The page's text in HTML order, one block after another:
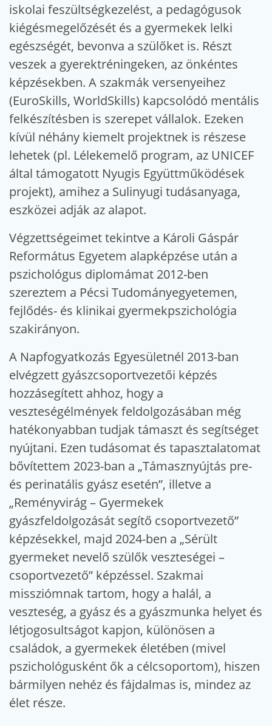
iskolai feszültségkezelést, a pedagógusok
kiégésmegelőzését és a gyermekek lelki
egészségét, bevonva a szülőket is. Részt
veszek a gyerektréningeken, az önkéntes
képzésekben. A szakmák versenyeihez
(EuroSkills, WorldSkills) kapcsolódó mentális
felkészítésben is szerepet vállalok. Ezeken
kívül néhány kiemelt projektnek is részese
lehetek (pl. Lélekemelő program, az UNICEF
által támogatott Nyugis Együttműködések
projekt), amihez a Sulinyugi tudásanyaga,
eszközei adják az alapot.
Végzettségeimet tekintve a Károli Gáspár
Református Egyetem alapképzése után a
pszichológus diplomámat 2012-ben
szereztem a Pécsi Tudományegyetemen,
fejlődés- és klinikai gyermekpszichológia
szakirányon.
A Napfogyatkozás Egyesületnél 2013-ban
elvégzett gyászcsoportvezetői képzés
hozzásegített ahhoz, hogy a
veszteségélmények feldolgozásában még
hatékonyabban tudjak támaszt és segítséget
nyújtani. Ezen tudásomat és tapasztalatomat
bővítettem 2023-ban a „Támasznyújtás pre-
és perinatális gyász esetén”, illetve a
„Reményvirág – Gyermekek
gyászfeldolgozását segítő csoportvezető”
képzésekkel, majd 2024-ben a „Sérült
gyermeket nevelő szülők veszteségei –
csoportvezető” képzéssel. Szakmai
missziómnak tartom, hogy a halál, a
veszteség, a gyász és a gyászmunka helyet és
létjogosultságot kapjon, különösen a
családok, a gyermekek életében (mivel
pszichológusként ők a célcsoportom), hiszen
bármilyen nehéz és fájdalmas is, mindez az
élet része.